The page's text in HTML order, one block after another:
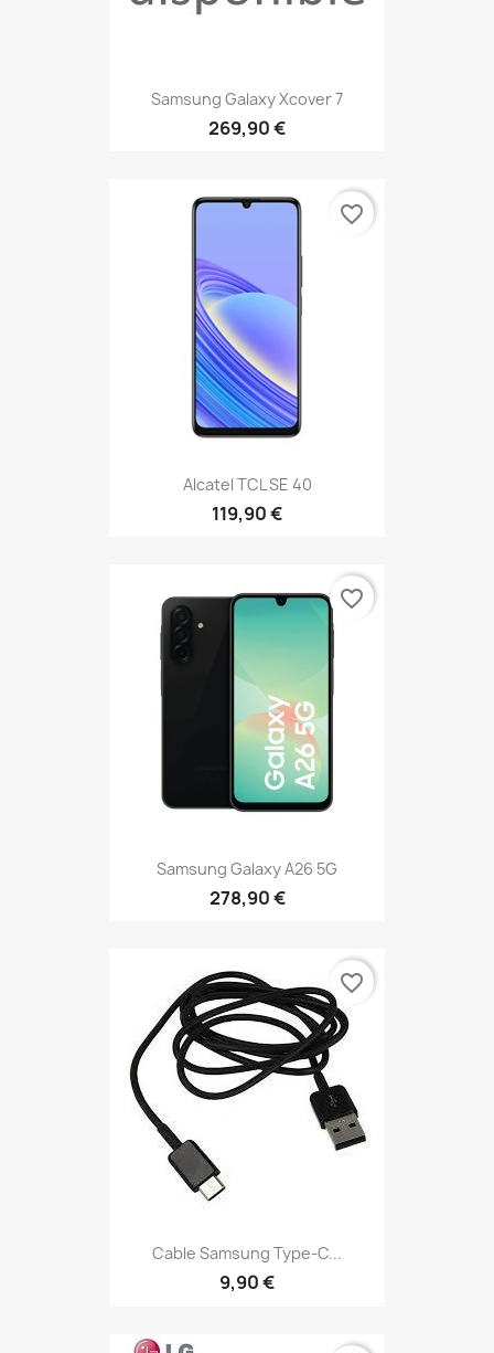
Samsung Galaxy Xcover 7
269,90 €
Alcatel TCL SE 40
119,90 €
favorite_border
Samsung Galaxy A26 5G
278,90 €
favorite_border
Cable Samsung Type-C...
9,90 €
favorite_border